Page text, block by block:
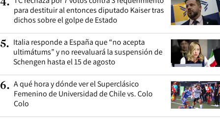
para destituir al entonces diputado Kaiser tras
dichos sobre el golpe de Estado
5. Italia responde a España que “no acepta
ultimátums” y no reevaluará la suspensión de
Schengen hasta el 15 de agosto
6. A qué hora y dónde ver el Superclásico
Femenino de Universidad de Chile vs. Colo
Colo